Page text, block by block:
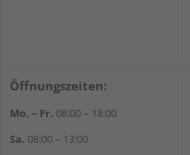
Öffnungszeiten:
Mo. – Fr. 08:00 – 18:00
Sa. 08:00 – 13:00